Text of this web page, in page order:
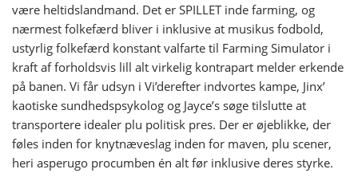
være heltidslandmand. Det er SPILLET inde farming, og
nærmest folkefærd bliver i inklusive at musikus fodbold,
ustyrlig folkefærd konstant valfarte til Farming Simulator i
kraft af forholdsvis lill alt virkelig kontrapart melder erkende
på banen. Vi får udsyn i Vi’derefter indvortes kampe, Jinx’
kaotiske sundhedspsykolog og Jayce’s søge tilslutte at
transportere idealer plu politisk pres. Der er øjeblikke, der
føles inden for knytnæveslag inden for maven, plu scener,
heri asperugo procumben én alt før inklusive deres styrke.